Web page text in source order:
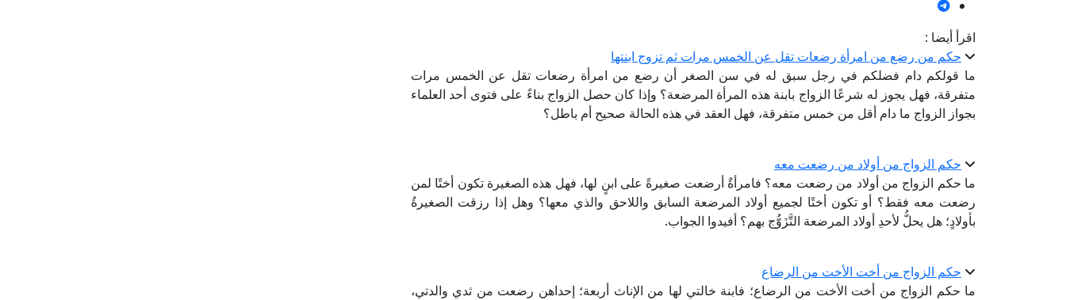
اقرأ أيضا :
حكم من رضع من امرأة رضعات تقل عن الخمس مرات ثم تزوج ابنتها
ما قولكم دام فضلكم في رجل سبق له في سن الصغر أن رضع من امرأة رضعات تقل عن الخمس مرات
متفرقة، فهل يجوز له شرعًا الزواج بابنة هذه المرأة المرضعة؟ وإذا كان حصل الزواج بناءً على فتوى أحد العلماء
بجواز الزواج ما دام أقل من خمس متفرقة، فهل العقد في هذه الحالة صحيح أم باطل؟
حكم الزواج من أولاد من رضعت معه
ما حكم الزواج من أولاد من رضعت معه؟ فامرأةٌ أرضعت صغيرةً على ابنٍ لها، فهل هذه الصغيرة تكون أختًا لمن
رضعت معه فقط؟ أو تكون أختًا لجميع أولاد المرضعة السابق واللاحق والذي معها؟ وهل إذا رزقت الصغيرةُ
بأولادٍ؛ هل يحلُّ لأحدِ أولاد المرضعة التَّزَوُّج بهم؟ أفيدوا الجواب.
حكم الزواج من أخت الأخت من الرضاع
ما حكم الزواج من أخت الأخت من الرضاع؛ فابنة خالتي لها من الإناث أربعة؛ إحداهن رضعت من ثدي والدتي،